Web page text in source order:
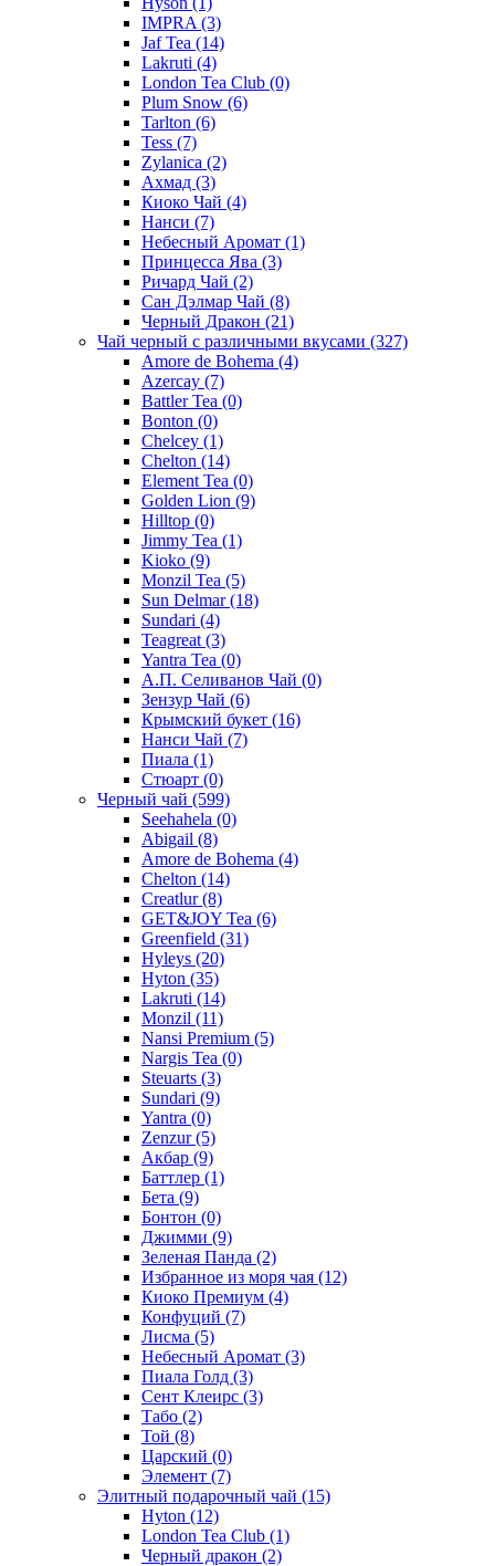
IMPRA (3)
Jaf Tea (14)
Lakruti (4)
London Tea Club (0)
Plum Snow (6)
Tarlton (6)
Tess (7)
Zylanica (2)
Ахмад (3)
Киоко Чай (4)
Нанси (7)
Небесный Аромат (1)
Принцесса Ява (3)
Ричард Чай (2)
Сан Дэлмар Чай (8)
Черный Дракон (21)
Чай черный с различными вкусами (327)
Amore de Bohema (4)
Azercay (7)
Battler Tea (0)
Bonton (0)
Chelcey (1)
Chelton (14)
Element Tea (0)
Golden Lion (9)
Hilltop (0)
Jimmy Tea (1)
Kioko (9)
Monzil Tea (5)
Sun Delmar(18)
Sundari (4)
Teagreat (3)
Yantra Tea (0)
А.П. Селиванов Чай (0)
Зензур Чай (6)
Крымский букет (16)
Нанси Чай (7)
Пиала (1)
Стюарт (0)
Черный чай (599)
Seehahela (0)
Abigail (8)
Amore de Bohema (4)
Chelton (14)
Creatlur(8)
GET&JOY Tea (6)
Greenfield (31)
Hyleys (20)
Hyton (35)
Lakruti (14)
Monzil (11)
Nansi Premium (5)
Nargis Tea (0)
Steuarts (3)
Sundari (9)
Yantra (0)
Zenzur(5)
Акбар (9)
Баттлер (1)
Бета (9)
Бонтон (0)
Джимми (9)
Зеленая Панда (2)
Избранное из моря чая (12)
Киоко Премиум (4)
Конфуций (7)
Лисма (5)
Небесный Аромат (3)
Пиала Голд (3)
Сент Клеирс (3)
Табо (2)
Той (8)
Царский (0)
Элемент (7)
Элитный подарочный чай (15)
Hyton (12)
London Tea Club (1)
Черный дракон (2)